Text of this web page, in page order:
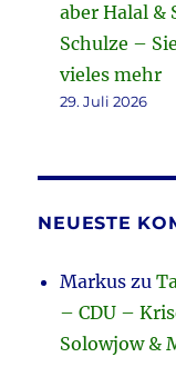
aber Halal &
Schulze –
vieles mehr
29. Juli 2026
NEUESTE
Markus zu
– CDU –
Solowjow &